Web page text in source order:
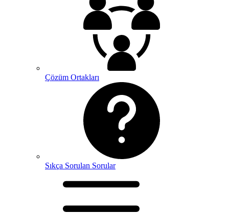
Çözüm Ortakları
Sıkça Sorulan Sorular